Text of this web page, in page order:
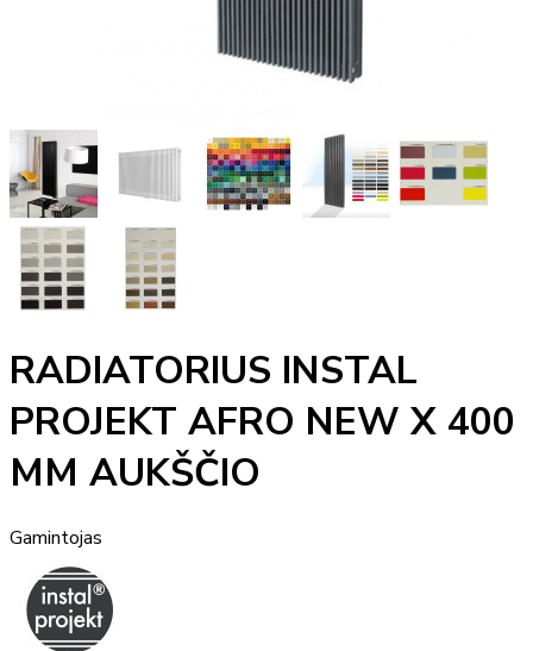
RADIATORIUS INSTAL
PROJEKT AFRO NEW X 400
MM AUKŠČIO
Gamintojas